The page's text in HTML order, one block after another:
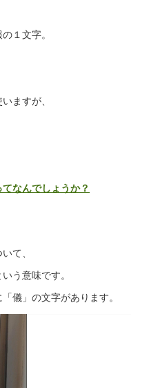
１文字。
ますが、
なんでしょうか？
て、
う意味です。
儀」の文字があります。